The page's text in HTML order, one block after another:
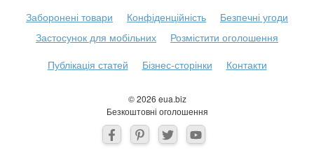
© 2026 eua.biz
Безкоштовні оголошення
Заборонені товари
Конфіденційність
Безпечні угоди
Застосунок для мобільних
Розмістити оголошення
Публікація статей
Бізнес-сторінки Контакти